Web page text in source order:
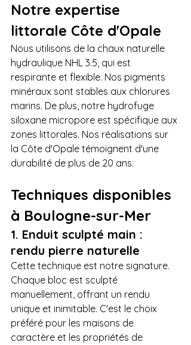
Notre expertise
littorale Côte d'Opale
Nous utilisons de la chaux naturelle
hydraulique NHL 3.5, qui est
respirante et flexible. Nos pigments
minéraux sont stables aux chlorures
marins. De plus, notre hydrofuge
siloxane micropore est spécifique aux
zones littorales. Nos réalisations sur
la Côte d'Opale témoignent d'une
durabilité de plus de 20 ans.
Techniques disponibles
à Boulogne-sur-Mer
1. Enduit sculpté main :
rendu pierre naturelle
Cette technique est notre signature.
Chaque bloc est sculpté
manuellement, offrant un rendu
unique et inimitable. C'est le choix
préféré pour les maisons de
caractère et les propriétés de